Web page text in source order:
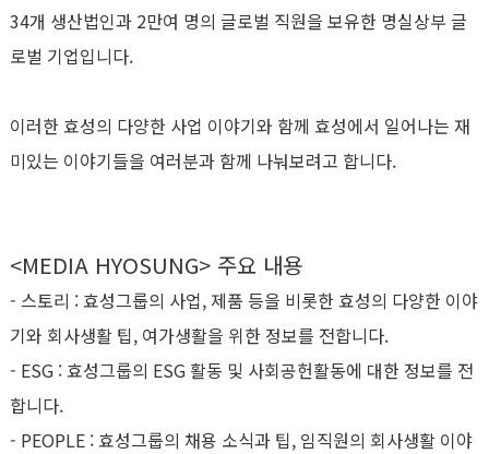
34개 생산법인과 2만여 명의 글로벌 직원을 보유한 명실상부 글
로벌 기업입니다.
이러한 효성의 다양한 사업 이야기와 함께 효성에서 일어나는 재
미있는 이야기들을 여러분과 함께 나눠보려고 합니다.
<MEDIA HYOSUNG> 주요 내용
- 스토리 : 효성그룹의 사업, 제품 등을 비롯한 효성의 다양한 이야
기와 회사생활 팁, 여가생활을 위한 정보를 전합니다.
- ESG : 효성그룹의 ESG 활동 및 사회공헌활동에 대한 정보를 전
합니다.
- PEOPLE : 효성그룹의 채용 소식과 팁, 임직원의 회사생활 이야